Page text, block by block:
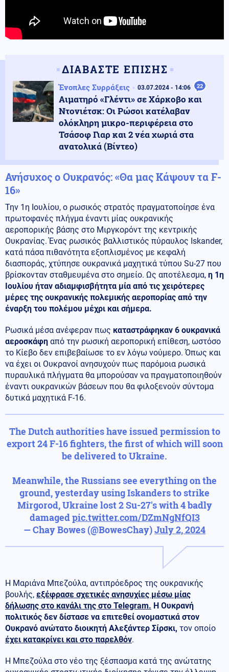
ΔΙΑΒΑΣΤΕ ΕΠΙΣΗΣ
Ένοπλες Συρράξεις 03.07.2024 - 14:06 22
Αιματηρό «Γλέντι» σε Χάρκοβο και
Ντονιέτσκ: Οι Ρώσοι κατέλαβαν
ολόκληρη μικρο-περιφέρεια στο
Τσάσοφ Γιαρ και 2 νέα χωριά στα
ανατολικά (Βίντεο)
Ανήσυχος ο Ουκρανός: «Θα μας Κάψουν τα F-
16»
Την 1η Ιουλίου, ο ρωσικός στρατός πραγματοποίησε ένα
πρωτοφανές πλήγμα έναντι μίας ουκρανικής
αεροπορικής βάσης στο Μιργκορόντ της κεντρικής
Ουκρανίας. Ένας ρωσικός βαλλιστικός πύραυλος Iskander,
κατά πάσα πιθανότητα εξοπλισμένος με κεφαλή
διασποράς, χτύπησε ουκρανικά μαχητικά τύπου Su-27 που
βρίσκονταν σταθμευμένα στο σημείο. Ως αποτέλεσμα, η 1η
Ιουλίου ήταν αδιαμφισβήτητα μία από τις χειρότερες
μέρες της ουκρανικής πολεμικής αεροπορίας από την
έναρξη του πολέμου μέχρι και σήμερα.
Ρωσικά μέσα ανέφεραν πως καταστράφηκαν 6 ουκρανικά
αεροσκάφη από την ρωσική αεροπορική επίθεση, ωστόσο
το Κίεβο δεν επιβεβαίωσε το εν λόγω νούμερο. Όπως και
να έχει οι Ουκρανοί ανησυχούν πως παρόμοια ρωσικά
πυραυλικά πλήγματα θα μπορούσαν να πραγματοποιηθούν
έναντι ουκρανικών βάσεων που θα φιλοξενούν σύντομα
δυτικά μαχητικά F-16.
The Dutch authorities have issued permission to
export 24 F-16 fighters, the first of which will soon
be delivered to Ukraine.
Meanwhile, the Russians see everything on the
ground, yesterday using Iskanders to strike
Mirgorod, Ukraine lost 2 Su-27's with 4 badly
damagedpic.twitter.com/DZmNgNfQI3
— Chay Bowes (@BowesChay)July 2, 2024
Η Μαριάνα Μπεζούλα, αντιπρόεδρος της ουκρανικής
βουλής, εξέφρασε σχετικές ανησυχίες μέσω μίας
δήλωσης στο κανάλι της στο Telegram. Η Ουκρανή
πολιτικός δεν δίστασε να επιτεθεί ονομαστικά στον
Ουκρανό ανώτατο διοικητή Αλεξάντερ Σίρσκι, τον οποίο
έχει κατακρίνει και στο παρελθόν.
Η Μπεζούλα στο νέο της ξέσπασμα κατά της ανώτατης